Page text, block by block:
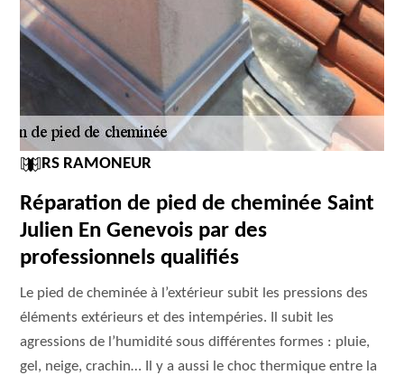
RS RAMONEUR
Réparation de pied de cheminée Saint
Julien En Genevois par des
professionnels qualifiés
Le pied de cheminée à l’extérieur subit les pressions des
éléments extérieurs et des intempéries. Il subit les
agressions de l’humidité sous différentes formes : pluie,
gel, neige, crachin… Il y a aussi le choc thermique entre la